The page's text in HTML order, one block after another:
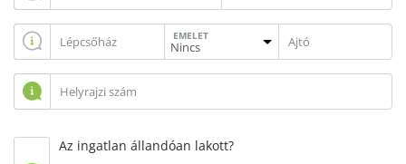
EMELET
Az ingatlan állandóan lakott?